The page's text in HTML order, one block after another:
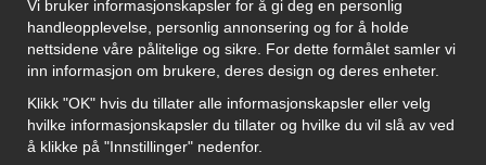
BEDRIFT
Motley Denim Norge AS
911 891 581 MVA
NB! Ikke bruk denne adressen til å sende produkter i retur!
Vi bruker informasjonskapsler for å gi deg en personlig
handleopplevelse, personlig annonsering og for å holde
nettsidene våre pålitelige og sikre. For dette formålet samler vi
inn informasjon om brukere, deres design og deres enheter.
Klikk "OK" hvis du tillater alle informasjonskapsler eller velg
hvilke informasjonskapsler du tillater og hvilke du vil slå av ved
å klikke på "Innstillinger" nedenfor.